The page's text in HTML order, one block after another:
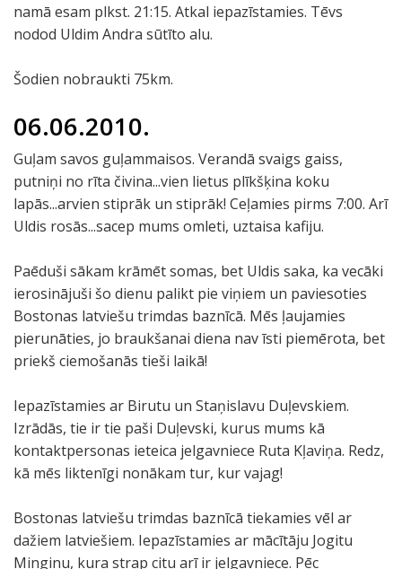
namā esam plkst. 21:15. Atkal iepazīstamies. Tēvs
nodod Uldim Andra sūtīto alu.
Šodien nobraukti 75km.
06.06.2010.
Guļam savos guļammaisos. Verandā svaigs gaiss,
putniņi no rīta čivina...vien lietus plīkšķina koku
lapās...arvien stiprāk un stiprāk! Ceļamies pirms 7:00. Arī
Uldis rosās...sacep mums omleti, uztaisa kafiju.
Paēduši sākam krāmēt somas, bet Uldis saka, ka vecāki
ierosinājuši šo dienu palikt pie viņiem un paviesoties
Bostonas latviešu trimdas baznīcā. Mēs ļaujamies
pierunāties, jo braukšanai diena nav īsti piemērota, bet
priekš ciemošanās tieši laikā!
Iepazīstamies ar Birutu un Staņislavu Duļevskiem.
Izrādās, tie ir tie paši Duļevski, kurus mums kā
kontaktpersonas ieteica jelgavniece Ruta Kļaviņa. Redz,
kā mēs liktenīgi nonākam tur, kur vajag!
Bostonas latviešu trimdas baznīcā tiekamies vēl ar
dažiem latviešiem. Iepazīstamies ar mācītāju Jogitu
Minginu, kura strap citu arī ir jelgavniece. Pēc